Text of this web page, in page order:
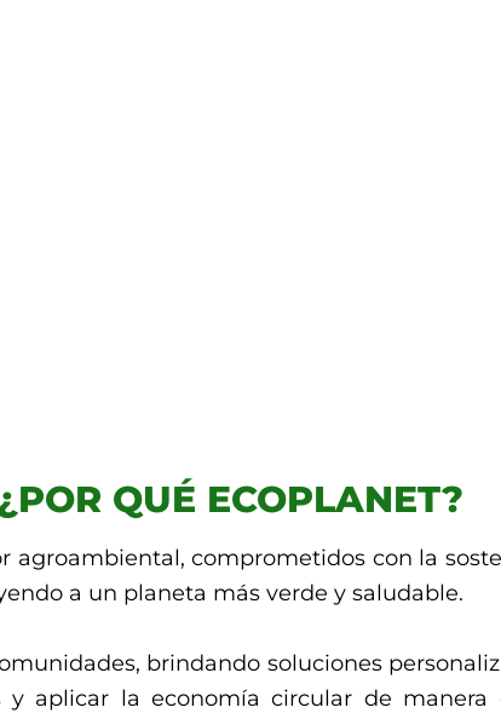
QUÉ ECOPLANET?
agroambiental, comprometidos con la
a un planeta más verde y saludable.
brindando soluciones
aplicar la economía circular de